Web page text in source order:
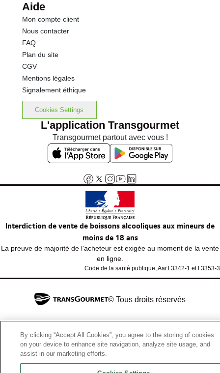
Aide
Mon compte client
Nous contacter
FAQ
Plan du site
CGV
Mentions légales
Signalement éthique
Cookies Settings
L'application Transgourmet
Transgourmet partout avec vous !
Interdiction de vente de boissons alcooliques aux mineurs de
moins de 18 ans
La preuve de majorité de l'acheteur est exigée au moment de la vente
en ligne.
Code de la santé publique, Aar.l.3342-1 et l.3353-3
© Tous droits réservés
By clicking “Accept All Cookies”, you agree to the storing of cookies
on your device to enhance site navigation, analyze site usage, and
assist in our marketing efforts.